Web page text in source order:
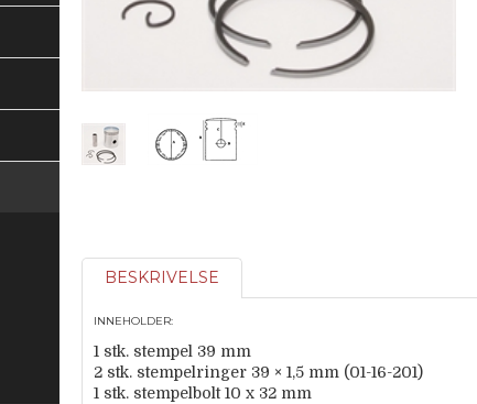
BESKRIVELSE
INNEHOLDER:
1 stk. stempel 39 mm
2 stk. stempelringer 39 × 1,5 mm (01-16-201)
1 stk. stempelbolt 10 x 32 mm